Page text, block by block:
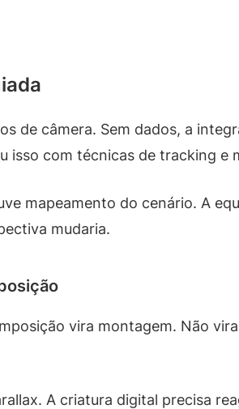
de câmera. Sem dados, a
isso com técnicas de tracking e
mapeamento do cenário. A
mudaria.
vira montagem. Não
A criatura digital precisa